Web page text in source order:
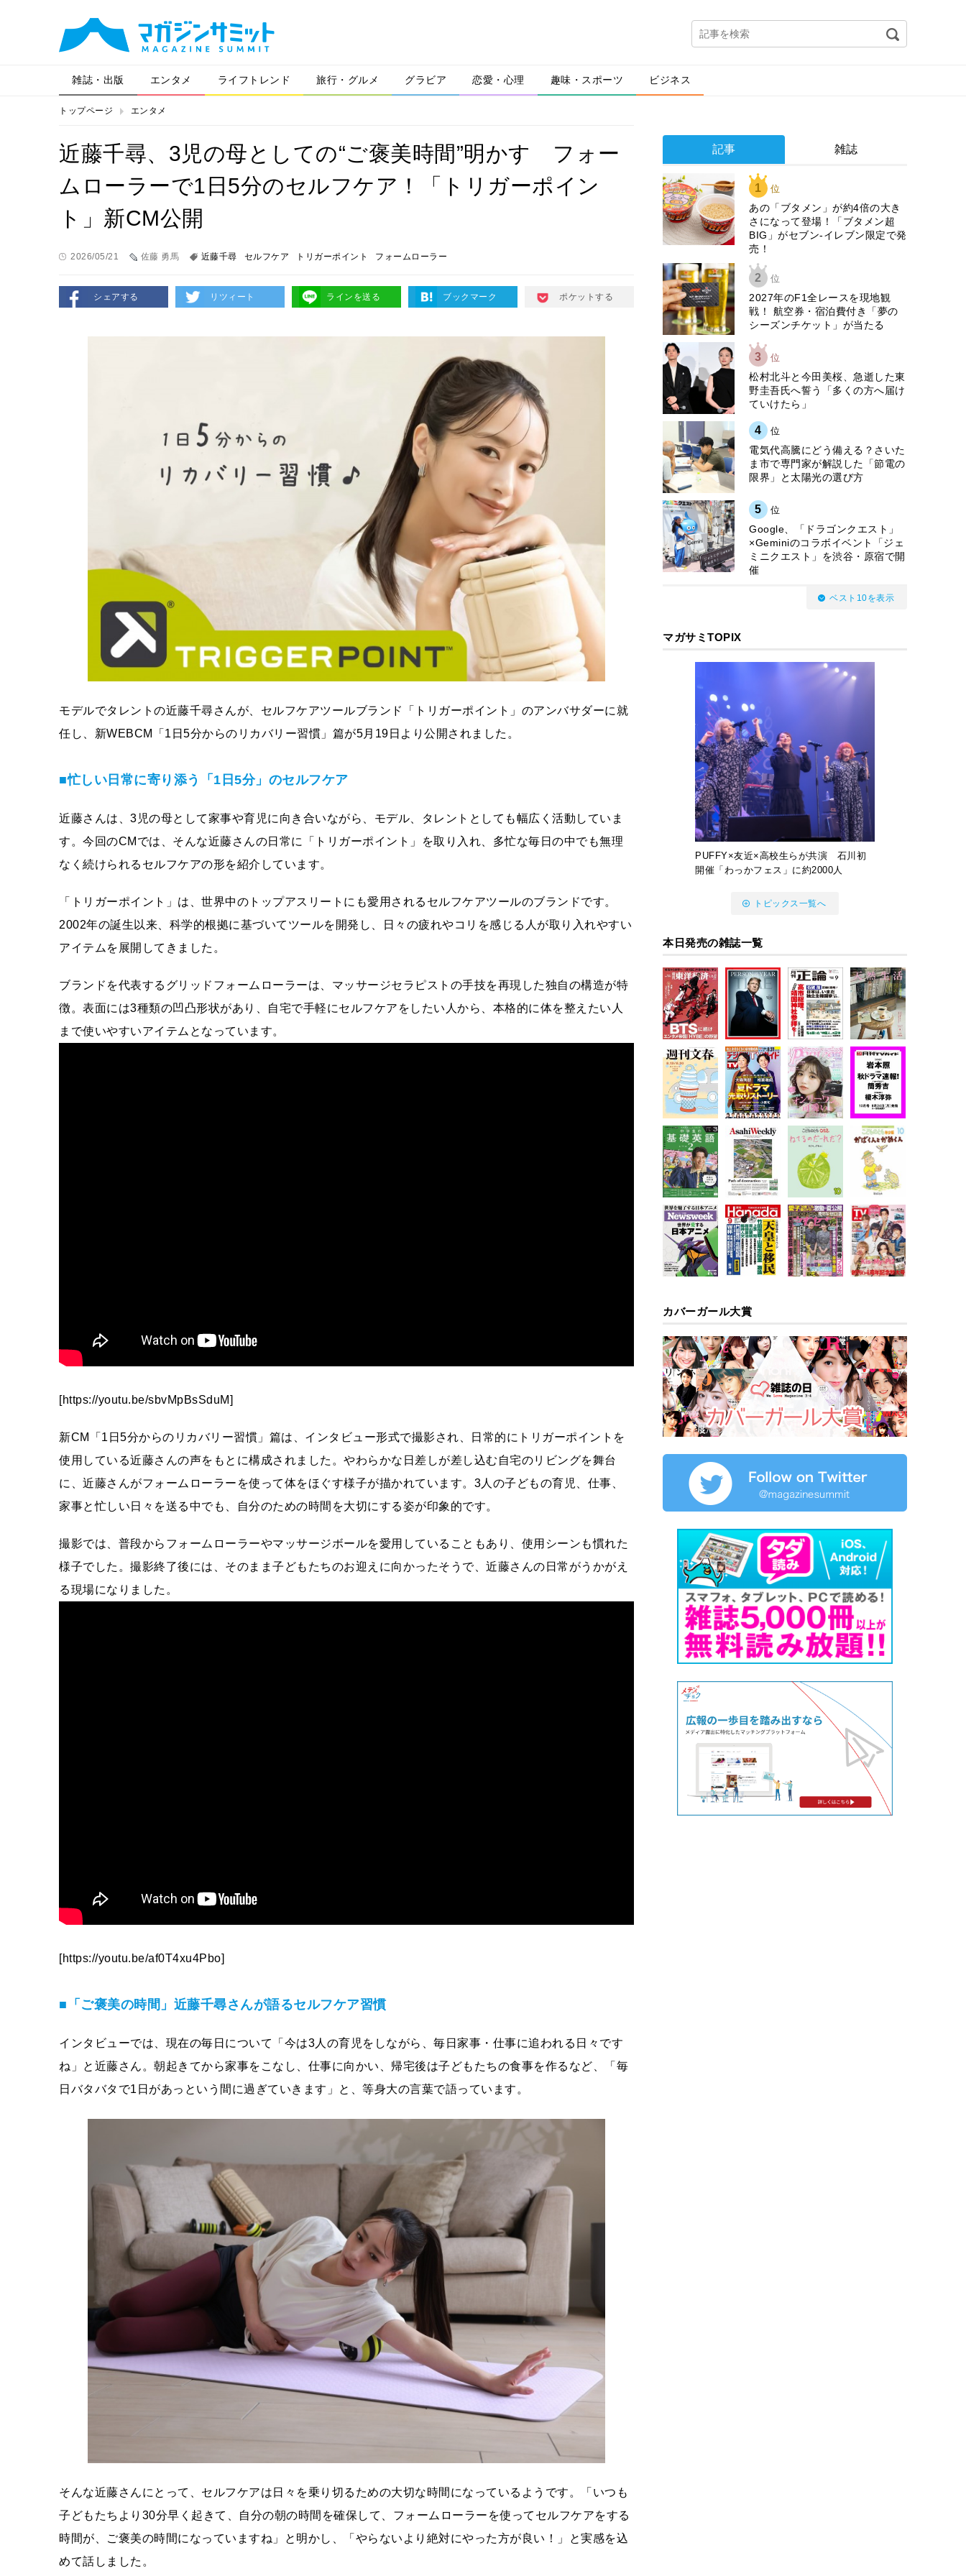
雑誌・出版 エンタメ ライフトレンド 旅行・グルメ グラビア 恋愛・心理 趣味・スポーツ ビジネス
トップページ エンタメ
近藤千尋、3児の母としての“ご褒美時間”明かす フォー
ムローラーで1日5分のセルフケア！「トリガーポイン
ト」新CM公開
2026/05/21 佐藤 勇馬 近藤千尋 セルフケア トリガーポイント フォームローラー
シェアする リツィート ラインを送る ブックマーク ポケットする
モデルでタレントの近藤千尋さんが、セルフケアツールブランド「トリガーポイント」のアンバサダーに就
任し、新WEBCM「1日5分からのリカバリー習慣」篇が5月19日より公開されました。
■忙しい日常に寄り添う「1日5分」のセルフケア
近藤さんは、3児の母として家事や育児に向き合いながら、モデル、タレントとしても幅広く活動していま
す。今回のCMでは、そんな近藤さんの日常に「トリガーポイント」を取り入れ、多忙な毎日の中でも無理
なく続けられるセルフケアの形を紹介しています。
「トリガーポイント」は、世界中のトップアスリートにも愛用されるセルフケアツールのブランドです。
2002年の誕生以来、科学的根拠に基づいてツールを開発し、日々の疲れやコリを感じる人が取り入れやすい
アイテムを展開してきました。
ブランドを代表するグリッドフォームローラーは、マッサージセラピストの手技を再現した独自の構造が特
徴。表面には3種類の凹凸形状があり、自宅で手軽にセルフケアをしたい人から、本格的に体を整えたい人
まで使いやすいアイテムとなっています。
[https://youtu.be/sbvMpBsSduM]
新CM「1日5分からのリカバリー習慣」篇は、インタビュー形式で撮影され、日常的にトリガーポイントを
使用している近藤さんの声をもとに構成されました。やわらかな日差しが差し込む自宅のリビングを舞台
に、近藤さんがフォームローラーを使って体をほぐす様子が描かれています。3人の子どもの育児、仕事、
家事と忙しい日々を送る中でも、自分のための時間を大切にする姿が印象的です。
撮影では、普段からフォームローラーやマッサージボールを愛用していることもあり、使用シーンも慣れた
様子でした。撮影終了後には、そのまま子どもたちのお迎えに向かったそうで、近藤さんの日常がうかがえ
る現場になりました。
[https://youtu.be/af0T4xu4Pbo]
■「ご褒美の時間」近藤千尋さんが語るセルフケア習慣
インタビューでは、現在の毎日について「今は3人の育児をしながら、毎日家事・仕事に追われる日々です
ね」と近藤さん。朝起きてから家事をこなし、仕事に向かい、帰宅後は子どもたちの食事を作るなど、「毎
日バタバタで1日があっという間に過ぎていきます」と、等身大の言葉で語っています。
そんな近藤さんにとって、セルフケアは日々を乗り切るための大切な時間になっているようです。「いつも
子どもたちより30分早く起きて、自分の朝の時間を確保して、フォームローラーを使ってセルフケアをする
時間が、ご褒美の時間になっていますね」と明かし、「やらないより絶対にやった方が良い！」と実感を込
めて話しました。
記事 雑誌
1 位
あの「ブタメン」が約4倍の大き
さになって登場！「ブタメン超
BIG」がセブン‐イレブン限定で発
売！
2 位
2027年のF1全レースを現地観
戦！ 航空券・宿泊費付き「夢の
シーズンチケット」が当たる
3 位
松村北斗と今田美桜、急逝した東
野圭吾氏へ誓う「多くの方へ届け
ていけたら」
4 位
電気代高騰にどう備える？さいた
ま市で専門家が解説した「節電の
限界」と太陽光の選び方
5 位
Google、「ドラゴンクエスト」
×Geminiのコラボイベント「ジェ
ミニクエスト」を渋谷・原宿で開
催
ベスト10を表示
マガサミTOPIX
PUFFY×友近×高校生らが共演 石川初
開催「わっかフェス」に約2000人
トピックス一覧へ
本日発売の雑誌一覧
カバーガール大賞